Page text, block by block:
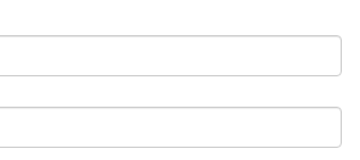
consumo de álcool pode ser
para episódios de agressão.
alinhada às diretrizes da
estadual voltada à proteção